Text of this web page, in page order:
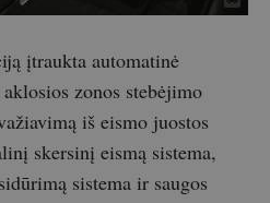
įtraukta automatinė
zonos stebėjimo
iš eismo juostos
skersinį eismą sistema,
sistema ir saugos